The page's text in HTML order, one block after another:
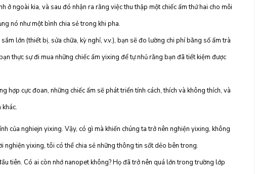
ở ngoài kia, và sau đó nhận ra rằng việc thu thập một chiếc ấm thứ hai cho mỗi
nó như một bình chia sẻ trong khi pha.
lớn (thiết bị, sửa chữa, kỳ nghỉ, v.v.), bạn sẽ đo lường chi phí bằng số ấm trà
thực sự đi mua những chiếc ấm yixing để tự nhủ rằng bạn đã tiết kiệm được
hợp cực đoan, những chiếc ấm sẽ phát triển tính cách, thích và không thích, và
của nghiejn yixing. Vậy, có gì mà khiến chúng ta trở nên nghiện yixing, không
nghiện yixing, tôi có thể chia sẻ những thông tin sốt dẻo bên trong.
tiên. Có ai còn nhớ nanopet không? Họ đã trở nên quá lớn trong trường lớp